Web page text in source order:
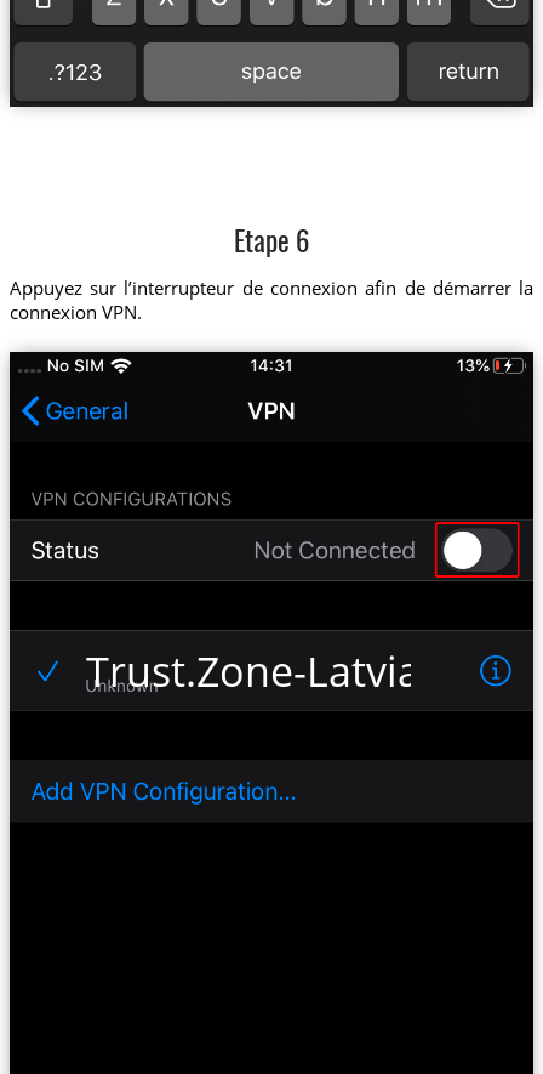
Etape 6
Appuyez sur l’interrupteur de connexion afin de démarrer la
connexion VPN.
Trust.Zone-Latvia-